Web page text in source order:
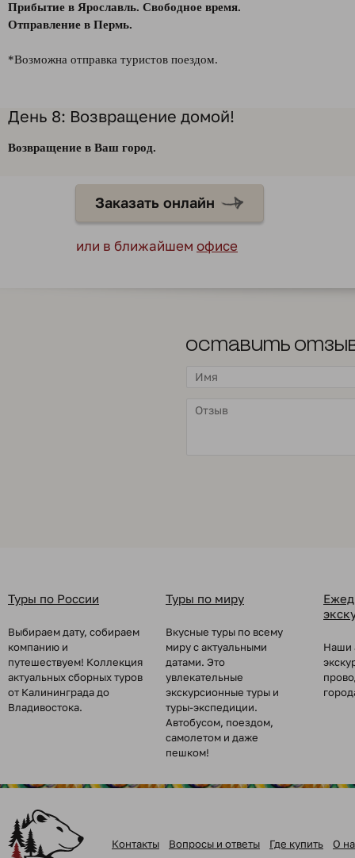
Прибытие в Ярославль. Свободное время.
Отправление в Пермь.
*Возможна отправка туристов поездом.
День 8: Возвращение домой!
Возвращение в Ваш город.
Заказать онлайн
или в ближайшем офисе
Оставить
Туры по России
Выбираем дату, собираем
компанию и
путешествуем! Коллекция
актуальных сборных туров
от Калининграда до
Владивостока.
Туры по миру
Вкусные туры по всему
миру с актуальными
датами. Это
увлекательные
экскурсионные туры и
туры-экспедиции.
Автобусом, поездом,
самолетом и даже
пешком!
Наши
Контакты Вопросы и ответы Где купить О